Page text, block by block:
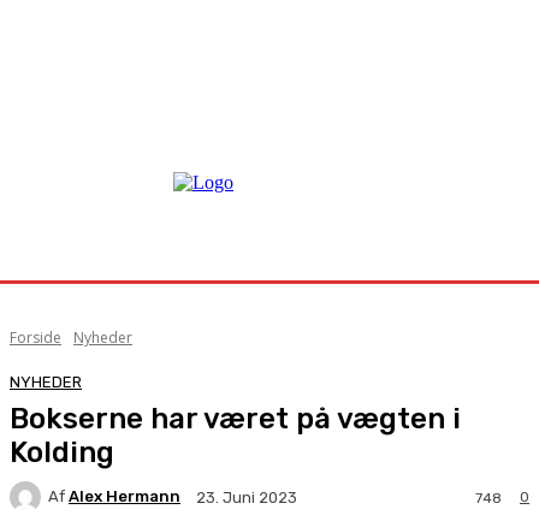
Forside Nyheder
NYHEDER
Bokserne har været på vægten i
Kolding
Af Alex Hermann 23. Juni 2023 0
748